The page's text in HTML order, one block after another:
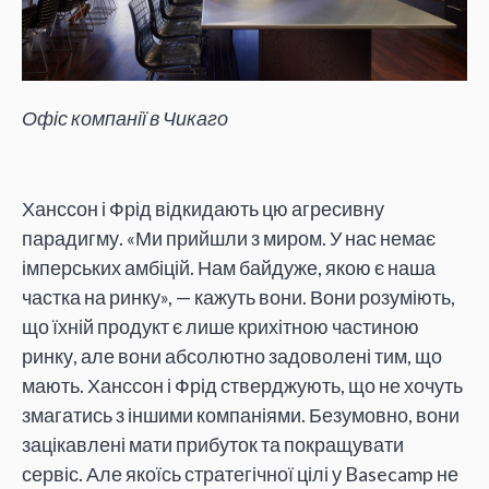
Офіс компанії в Чикаго
Ханссон і Фрід відкидають цю агресивну
парадигму. «Ми прийшли з миром. У нас немає
імперських амбіцій. Нам байдуже, якою є наша
частка на ринку», — кажуть вони. Вони розуміють,
що їхній продукт є лише крихітною частиною
ринку, але вони абсолютно задоволені тим, що
мають. Ханссон і Фрід стверджують, що не хочуть
змагатись з іншими компаніями. Безумовно, вони
зацікавлені мати прибуток та покращувати
сервіс. Але якоїсь стратегічної цілі у Basecamp не